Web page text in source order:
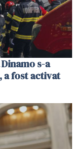
s-a
a fost activat